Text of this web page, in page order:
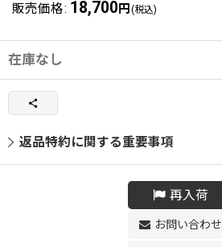
販売価格: 18,700 円 (税込)
在庫なし
返品特約に関する重要事項
再入荷
お問い合わせ